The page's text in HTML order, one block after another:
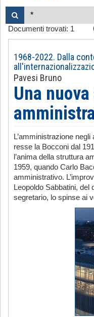
1945-1968 Dalla
1968-2022 Dalla
-
Documenti trovati: 1
1968-2022. Dalla
Pavesi Bruno
Una
L’amministrazione
resse la Bocconi dal
l’anima della struttura
1959, quando Carlo
amministrativo.
Leopoldo Sabbatini, del
segretario, lo spinse ai